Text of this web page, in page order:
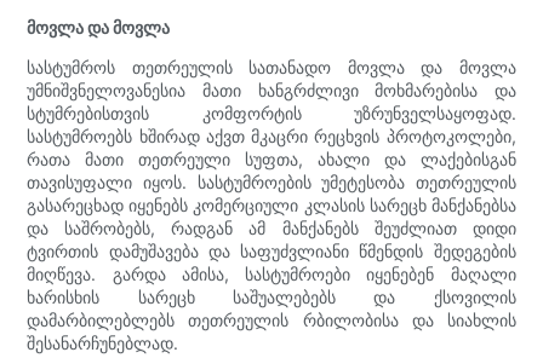
მოვლა და მოვლა
სასტუმროს თეთრეულის სათანადო მოვლა და მოვლა
უმნიშვნელოვანესია მათი ხანგრძლივი მოხმარებისა და
სტუმრებისთვის კომფორტის უზრუნველსაყოფად.
სასტუმროებს ხშირად აქვთ მკაცრი რეცხვის პროტოკოლები,
რათა მათი თეთრეული სუფთა, ახალი და ლაქებისგან
თავისუფალი იყოს. სასტუმროების უმეტესობა თეთრეულის
გასარეცხად იყენებს კომერციული კლასის სარეცხ მანქანებსა
და საშრობებს, რადგან ამ მანქანებს შეუძლიათ დიდი
ტვირთის დამუშავება და საფუძვლიანი წმენდის შედეგების
მიღწევა. გარდა ამისა, სასტუმროები იყენებენ მაღალი
ხარისხის სარეცხ საშუალებებს და ქსოვილის
დამარბილებლებს თეთრეულის რბილობისა და სიახლის
შესანარჩუნებლად.